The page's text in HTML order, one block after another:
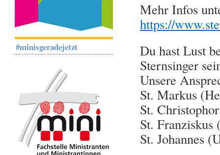
Mehr Infos
https://
Du hast Lust
Sternsinger
Unsere
St. Markus
St.
St.
St. Johannes
#minisgeradejetzt